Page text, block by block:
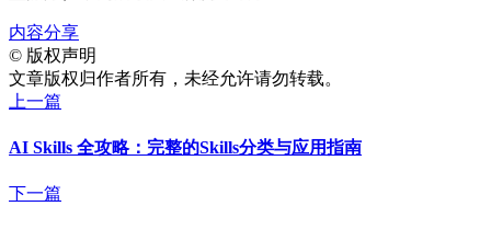
内容分享
© 版权声明
文章版权归作者所有，未经允许请勿转载。
上一篇
AI Skills 全攻略：完整的Skills分类与应用指南
下一篇